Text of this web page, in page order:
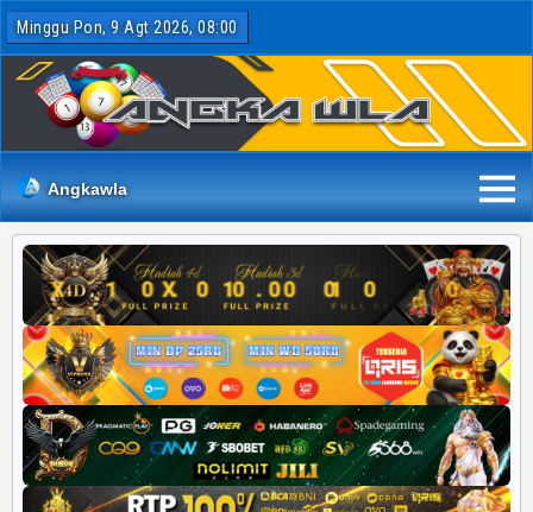
Minggu Pon, 9 Agt 2026, 08:00
Angkawla